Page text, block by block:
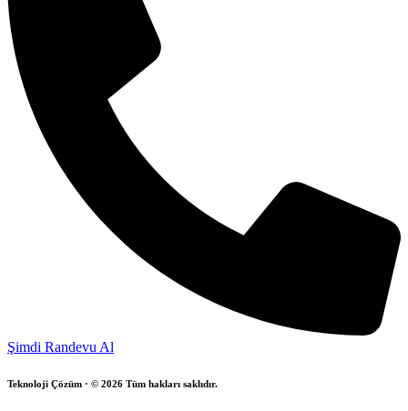
Şimdi Randevu Al
Teknoloji Çözüm · © 2026 Tüm hakları saklıdır.